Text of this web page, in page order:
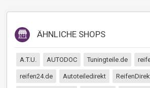
ÄHNLICHE SHOPS
A.T.U. AUTODOC Tuningteile.de
reifen24.de Autoteiledirekt